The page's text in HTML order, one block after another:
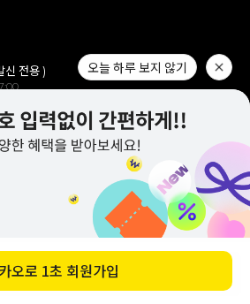
바로 구매하기
신 전용 )
지않습니다.
해 주세요.
오늘 하루 보지 않기
오로 1초 회원가입